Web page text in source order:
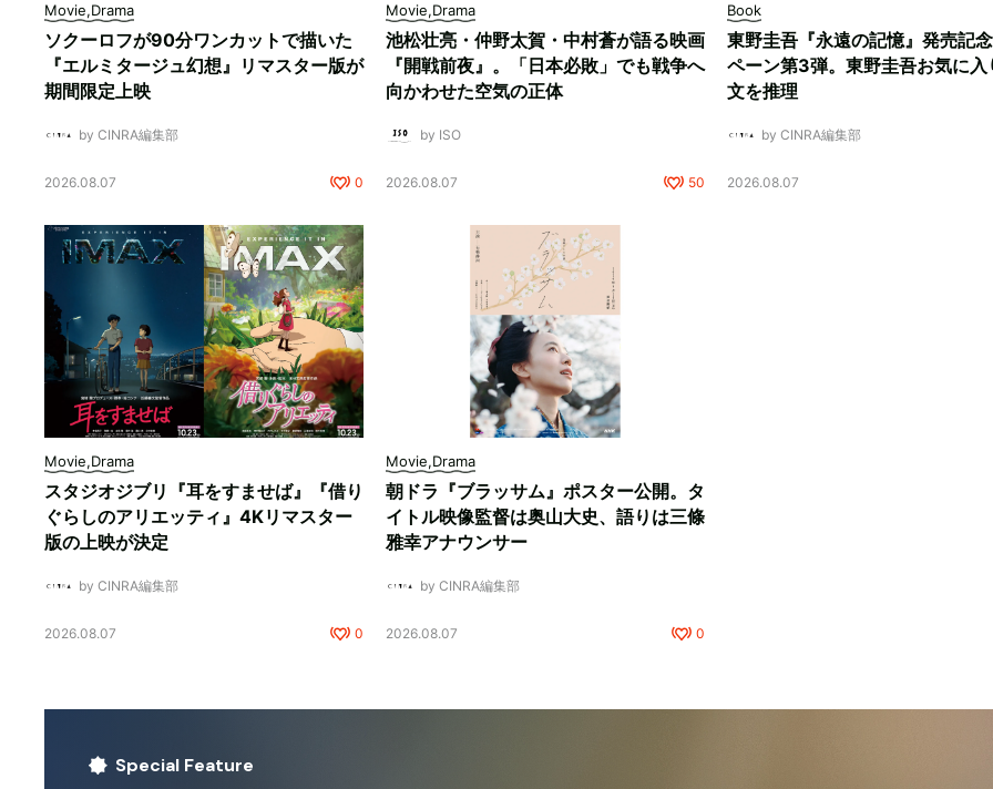
Movie,Drama
ソクーロフが90分ワンカットで描いた
『エルミタージュ幻想』リマスター版が
期間限定上映
by CINRA編集部
2026.08.07 0
Movie,Drama
池松壮亮・仲野太賀・中村蒼が語る映画
『開戦前夜』。「日本必敗」でも戦争へ
向かわせた空気の正体
by ISO
2026.08.07 50
Book
東野圭吾『永遠の記憶』発売記
ペーン第3弾。東野圭吾お気に入
文を推理
by CINRA編集部
2026.08.07
Movie,Drama
スタジオジブリ『耳をすませば』『借り
ぐらしのアリエッティ』4Kリマスター
版の上映が決定
by CINRA編集部
2026.08.07 0
Movie,Drama
朝ドラ『ブラッサム』ポスター公開。タ
イトル映像監督は奥山大史、語りは三條
雅幸アナウンサー
by CINRA編集部
2026.08.07 0
Special Feature